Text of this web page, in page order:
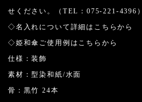
せください。（TEL：075-221-4396）
◇名入れについて詳細はこちらから
◇姫和傘ご使用例はこちらから
仕様：装飾
素材：型染和紙/水面
骨：黒竹 24本